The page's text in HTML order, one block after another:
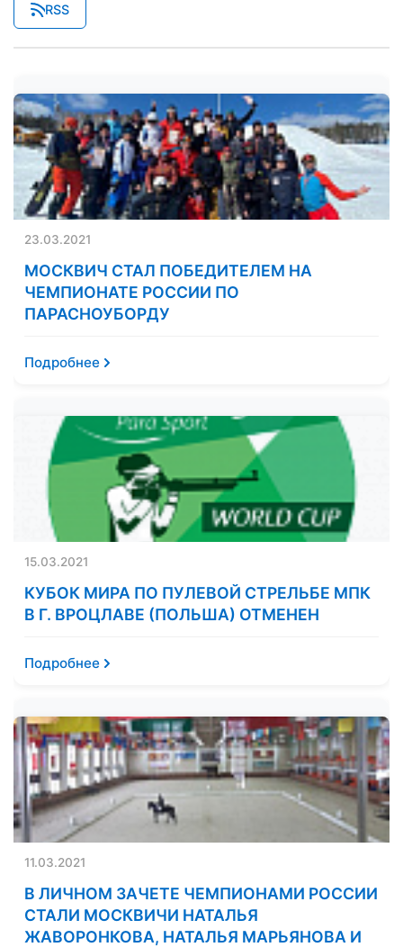
RSS
23.03.2021
МОСКВИЧ СТАЛ ПОБЕДИТЕЛЕМ НА
ЧЕМПИОНАТЕ РОССИИ ПО
ПАРАСНОУБОРДУ
Подробнее
15.03.2021
КУБОК МИРА ПО ПУЛЕВОЙ СТРЕЛЬБЕ МПК
В Г. ВРОЦЛАВЕ (ПОЛЬША) ОТМЕНЕН
Подробнее
11.03.2021
В ЛИЧНОМ ЗАЧЕТЕ ЧЕМПИОНАМИ РОССИИ
СТАЛИ МОСКВИЧИ НАТАЛЬЯ
ЖАВОРОНКОВА, НАТАЛЬЯ МАРЬЯНОВА И